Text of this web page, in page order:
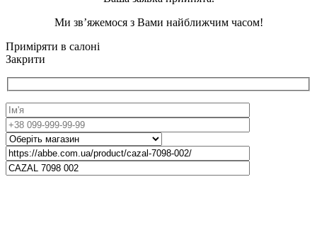
Ми зв’яжемося з Вами найближчим часом!
Приміряти в салоні
Закрити